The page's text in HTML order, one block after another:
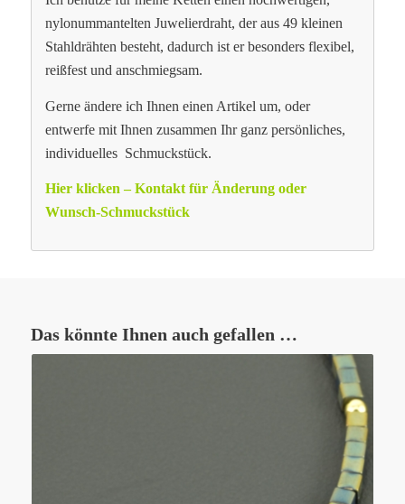
nylonummantelten Juwelierdraht, der aus 49 kleinen
Stahldrähten besteht, dadurch ist er besonders flexibel,
reißfest und anschmiegsam.
Gerne ändere ich Ihnen einen Artikel um, oder
entwerfe mit Ihnen zusammen Ihr ganz persönliches,
individuelles Schmuckstück.
Hier klicken – Kontakt für Änderung oder
Wunsch-Schmuckstück
Das könnte Ihnen auch gefallen …